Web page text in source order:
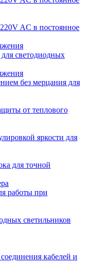
AC в постоянное
светодиодных
без мерцания для
от теплового
яркости для
для точной
работы при
светильников
кабелей и